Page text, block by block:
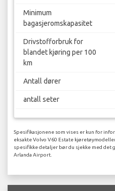
Minimum
bagasjeromskapasitet
Drivstofforbruk for
blandet kjøring per 100
km
Antall dører
antall seter
Spesifikasjonene som vises er kun for
eksakte Volvo V60 Estate
spesifikke detaljer bør du sjekke med det
Arlanda Airport.